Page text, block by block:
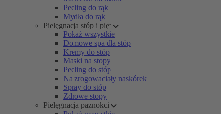
Peeling do rąk
Mydła do rąk
Pielęgnacja stóp i pięt
Pokaż wszystkie
Domowe spa dla stóp
Kremy do stóp
Maski na stopy
Peeling do stóp
Na zrogowaciały naskórek
Spray do stóp
Zdrowe stopy
Pielęgnacja paznokci